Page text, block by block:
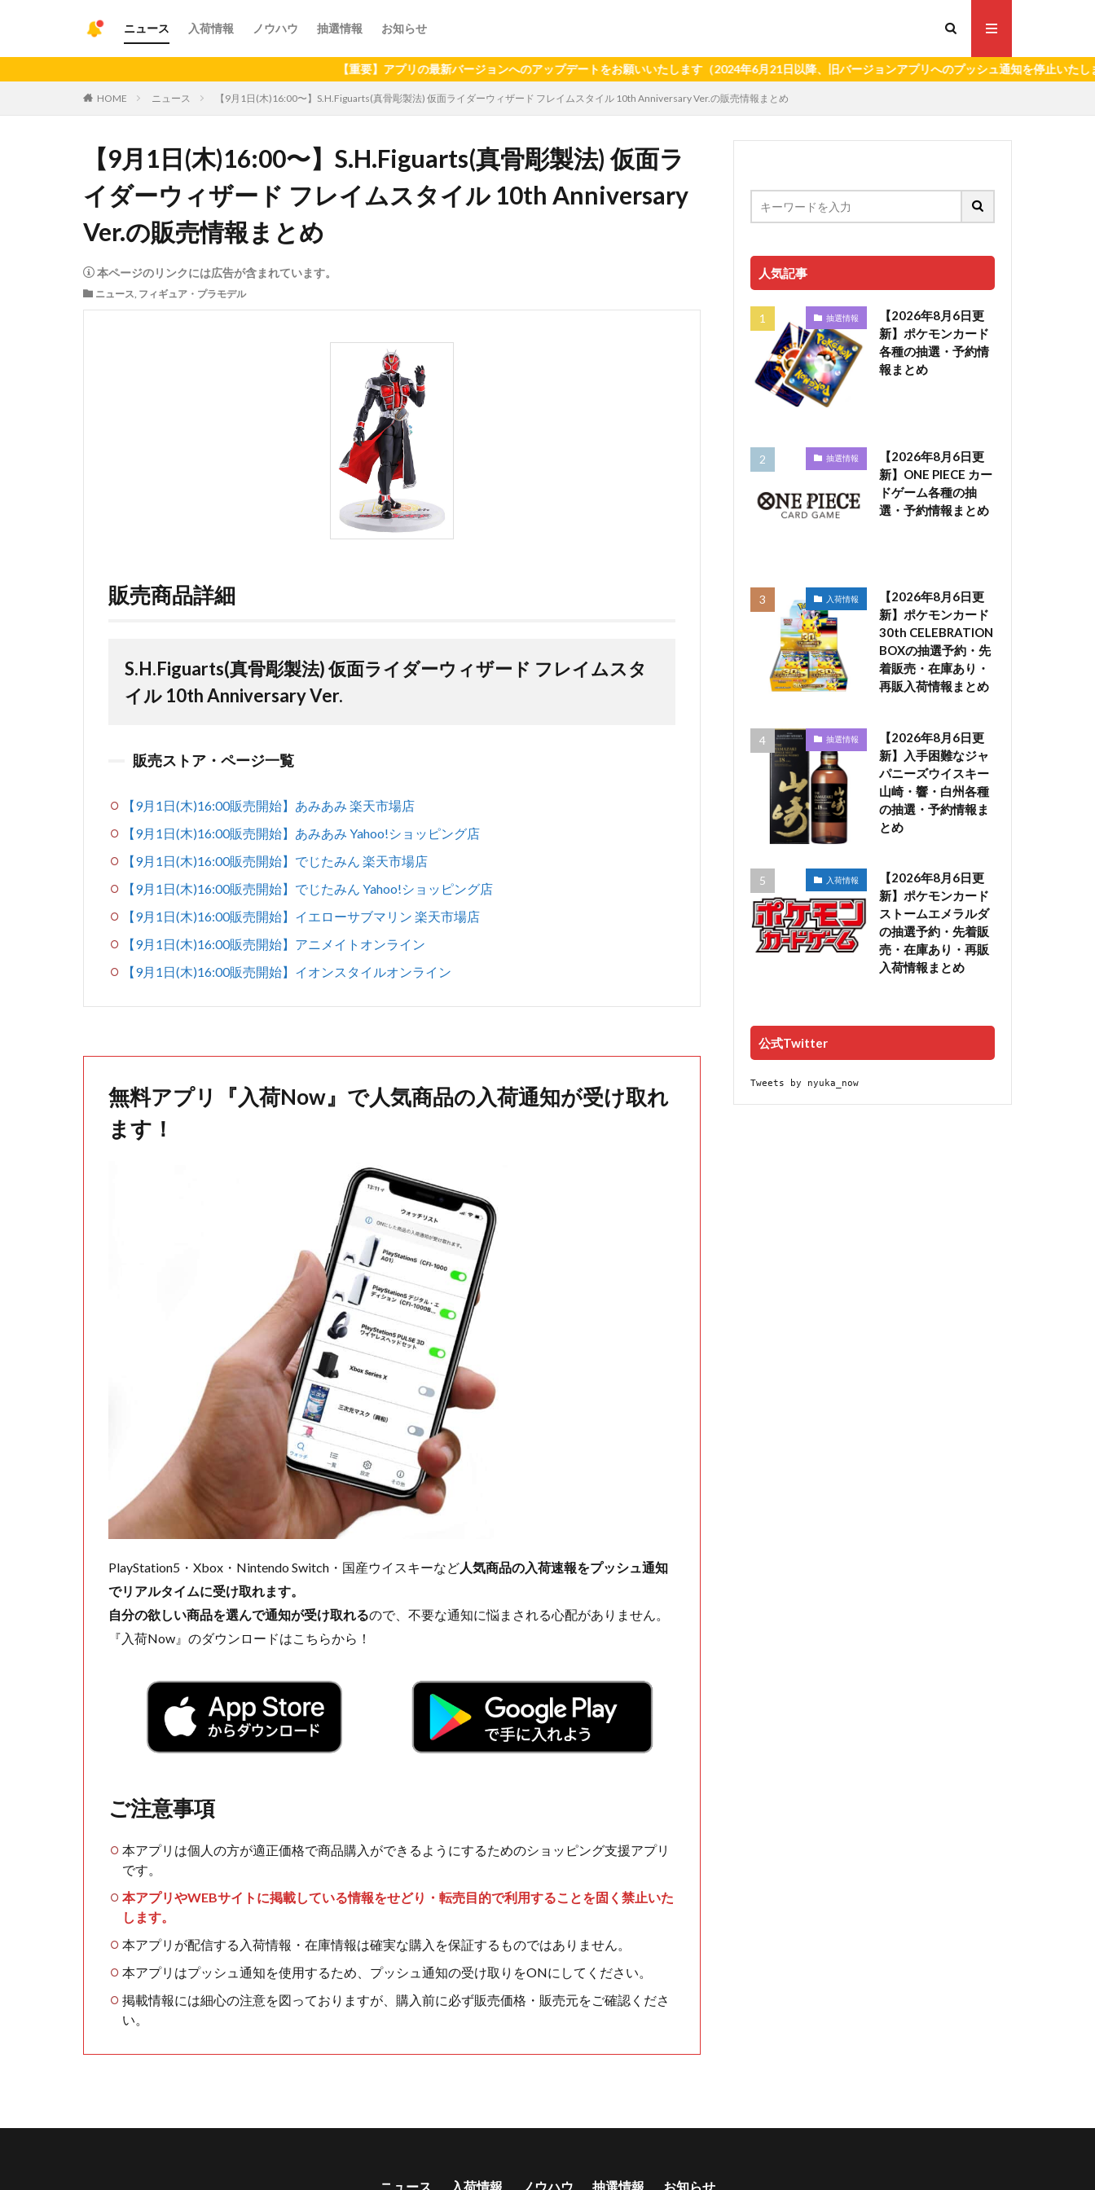
ニュース 入荷情報 ノウハウ 抽選情報 お知らせ
【重要】アプリの最新バージョンへのアップデートをお願いいたします（2024年6月21日以降、旧バージョンアプリへのプッシュ通知を停止いたします。）
HOME ニュース 【9月1日(木)16:00〜】S.H.Figuarts(真骨彫製法) 仮面ライダーウィザード フレイムスタイル 10th Anniversary Ver.の販売情報まとめ
【9月1日(木)16:00〜】S.H.Figuarts(真骨彫製法) 仮面ラ
イダーウィザード フレイムスタイル 10th Anniversary
Ver.の販売情報まとめ
本ページのリンクには広告が含まれています。
ニュース, フィギュア・プラモデル
販売商品詳細
S.H.Figuarts(真骨彫製法) 仮面ライダーウィザード フレイムスタ
イル 10th Anniversary Ver.
販売ストア・ページ一覧
【9月1日(木)16:00販売開始】あみあみ 楽天市場店
【9月1日(木)16:00販売開始】あみあみ Yahoo!ショッピング店
【9月1日(木)16:00販売開始】でじたみん 楽天市場店
【9月1日(木)16:00販売開始】でじたみん Yahoo!ショッピング店
【9月1日(木)16:00販売開始】イエローサブマリン 楽天市場店
【9月1日(木)16:00販売開始】アニメイトオンライン
【9月1日(木)16:00販売開始】イオンスタイルオンライン
無料アプリ『入荷Now』で人気商品の入荷通知が受け取れ
ます！
PlayStation5・Xbox・Nintendo Switch・国産ウイスキーなど人気商品の入荷速報をプッシュ通知
でリアルタイムに受け取れます。
自分の欲しい商品を選んで通知が受け取れるので、不要な通知に悩まされる心配がありません。
『入荷Now』のダウンロードはこちらから！
ご注意事項
本アプリは個人の方が適正価格で商品購入ができるようにするためのショッピング支援アプリ
です。
本アプリやWEBサイトに掲載している情報をせどり・転売目的で利用することを固く禁止いた
します。
本アプリが配信する入荷情報・在庫情報は確実な購入を保証するものではありません。
本アプリはプッシュ通知を使用するため、プッシュ通知の受け取りをONにしてください。
掲載情報には細心の注意を図っておりますが、購入前に必ず販売価格・販売元をご確認くださ
い。
人気記事
抽選情報
【2026年8月6日更
新】ポケモンカード
各種の抽選・予約情
報まとめ
抽選情報
【2026年8月6日更
新】ONE PIECE カー
ドゲーム各種の抽
選・予約情報まとめ
入荷情報
【2026年8月6日更
新】ポケモンカード
30th CELEBRATION
BOXの抽選予約・先
着販売・在庫あり・
再販入荷情報まとめ
抽選情報
【2026年8月6日更
新】入手困難なジャ
パニーズウイスキー
山崎・響・白州各種
の抽選・予約情報ま
とめ
入荷情報
【2026年8月6日更
新】ポケモンカード
ストームエメラルダ
の抽選予約・先着販
売・在庫あり・再販
入荷情報まとめ
公式Twitter
Tweets by nyuka_now
ニュース 入荷情報 ノウハウ 抽選情報 お知らせ